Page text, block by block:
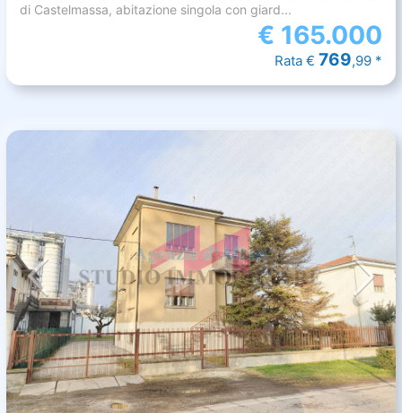
di Castelmassa, abitazione singola con giard...
€ 165.000
Rata € 769,99 *